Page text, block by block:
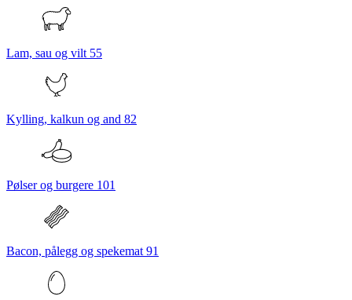
Lam, sau og vilt 55
Kylling, kalkun og and 82
Pølser og burgere 101
Bacon, pålegg og spekemat 91